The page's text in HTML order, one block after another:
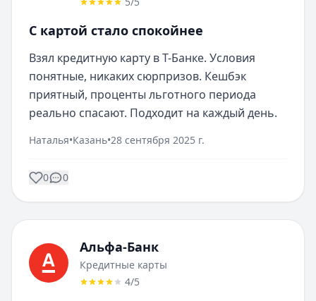
С картой стало спокойнее
Взял кредитную карту в Т-Банке. Условия
понятные, никаких сюрпризов. Кешбэк
приятный, проценты льготного периода
реально спасают. Подходит на каждый день.
Наталья•Казань•28 сентября 2025 г.
0 0
Альфа-Банк
Кредитные карты
4/5